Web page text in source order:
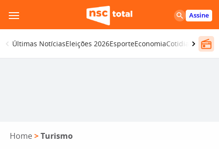
para
o
conteúdo
Assine
Últimas NotíciasEleições 2026EsporteEconomiaCotidiano
Home >Turismo